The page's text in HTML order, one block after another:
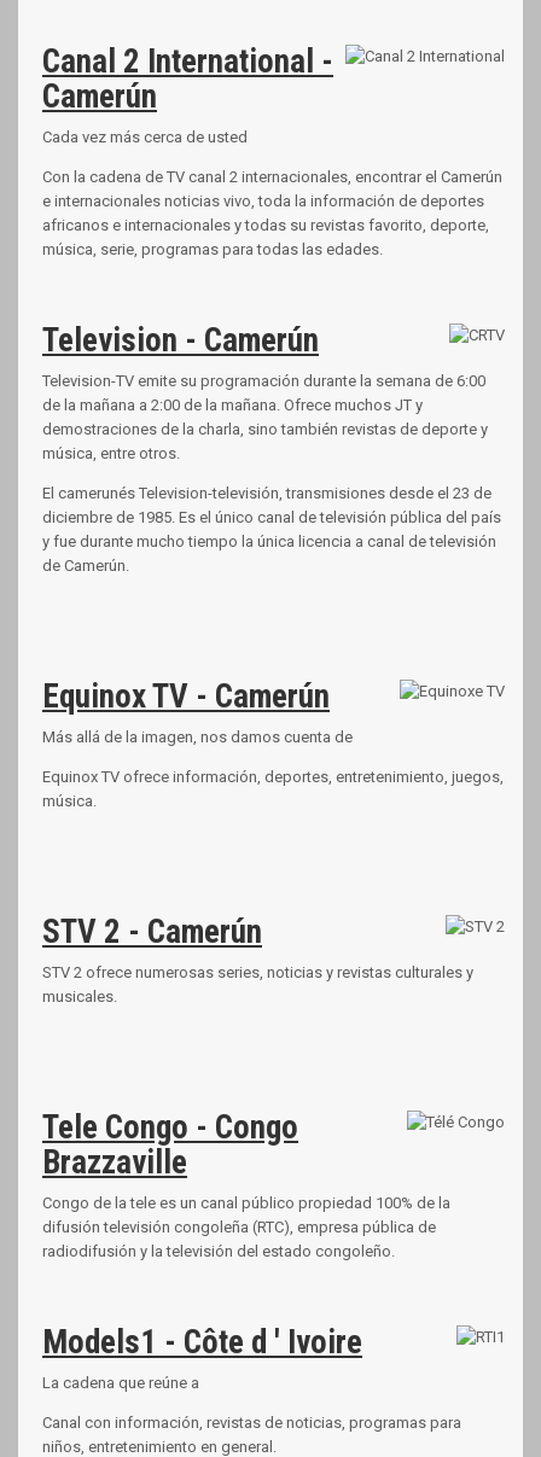
Canal 2 International -
Camerún
Cada vez más cerca de usted
Con la cadena de TV canal 2 internacionales, encontrar el Camerún
e internacionales noticias vivo, toda la información de deportes
africanos e internacionales y todas su revistas favorito, deporte,
música, serie, programas para todas las edades.
Television - Camerún
Television-TV emite su programación durante la semana de 6:00
de la mañana a 2:00 de la mañana. Ofrece muchos JT y
demostraciones de la charla, sino también revistas de deporte y
música, entre otros.
El camerunés Television-televisión, transmisiones desde el 23 de
diciembre de 1985. Es el único canal de televisión pública del país
y fue durante mucho tiempo la única licencia a canal de televisión
de Camerún.
Equinox TV - Camerún
Más allá de la imagen, nos damos cuenta de
Equinox TV ofrece información, deportes, entretenimiento, juegos,
música.
STV 2 - Camerún
STV 2 ofrece numerosas series, noticias y revistas culturales y
musicales.
Tele Congo - Congo
Brazzaville
Congo de la tele es un canal público propiedad 100% de la
difusión televisión congoleña (RTC), empresa pública de
radiodifusión y la televisión del estado congoleño.
Models1 - Côte d ' Ivoire
La cadena que reúne a
Canal con información, revistas de noticias, programas para
niños, entretenimiento en general.